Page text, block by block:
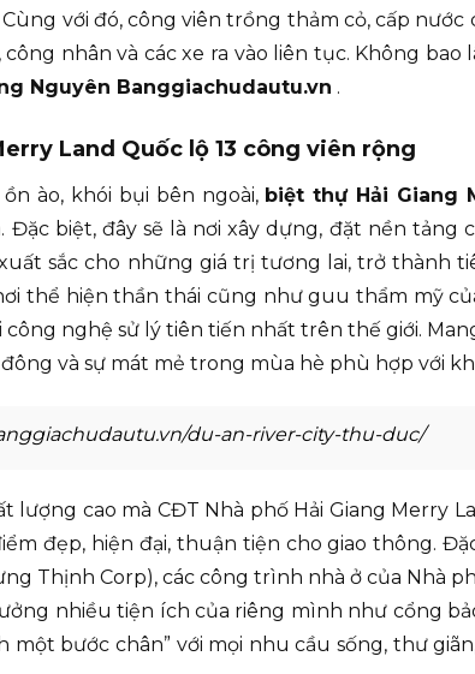
với đó, công viên trồng thảm cỏ, cấp
nhân và các xe ra vào liên tục. Không bao
Nguyên Banggiachudautu.vn .
Land Quốc lộ 13 công viên rộng
ào, khói bụi bên ngoài, biệt thự Hải Giang
biệt, đây sẽ là nơi xây dựng, đặt nền
sắc cho những giá trị tương lai, trở thành
thể hiện thần thái cũng như guu thẩm mỹ
nghệ sử lý tiên tiến nhất trên thế giới.
và sự mát mẻ trong mùa hè phù hợp với
du-an-river-city-thu-duc/
lượng cao mà CĐT Nhà phố Hải Giang Merry
đẹp, hiện đại, thuận tiện cho giao thông.
Thịnh Corp), các công trình nhà ở của Nhà
nhiều tiện ích của riêng mình như cổng
bước chân” với mọi nhu cầu sống, thư